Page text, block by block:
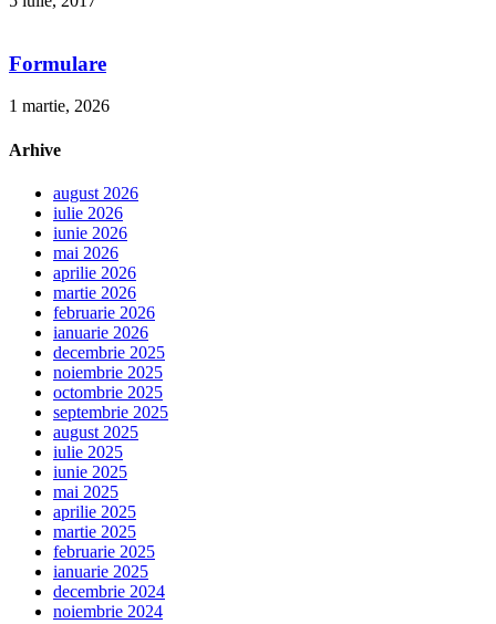
Formulare
1 martie, 2026
Arhive
august 2026
iulie 2026
iunie 2026
mai 2026
aprilie 2026
martie 2026
februarie 2026
ianuarie 2026
decembrie 2025
noiembrie 2025
octombrie 2025
septembrie 2025
august 2025
iulie 2025
iunie 2025
mai 2025
aprilie 2025
martie 2025
februarie 2025
ianuarie 2025
decembrie 2024
noiembrie 2024